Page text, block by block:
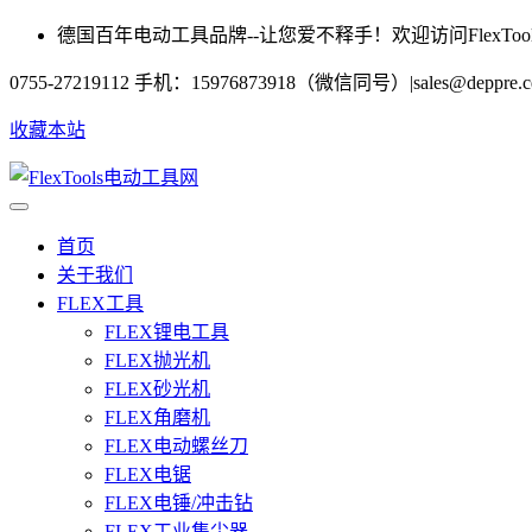
德国百年电动工具品牌--让您爱不释手！欢迎访问
0755-27219112 手机：15976873918（微信同号） |
收藏本站
首页
关于我们
FLEX工具
FLEX锂电工具
FLEX抛光机
FLEX砂光机
FLEX角磨机
FLEX电动螺丝刀
FLEX电锯
FLEX电锤/冲击钻